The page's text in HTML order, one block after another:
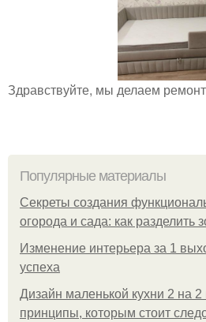
Здравствуйте, мы делаем
Популярные материалы
Секреты создания
огорода и сада: как разделить
Изменение интерьера за 1
успеха
Дизайн маленькой кухни 2 на
принципы, которым стоит